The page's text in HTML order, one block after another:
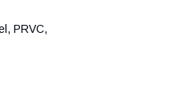
PRVC,